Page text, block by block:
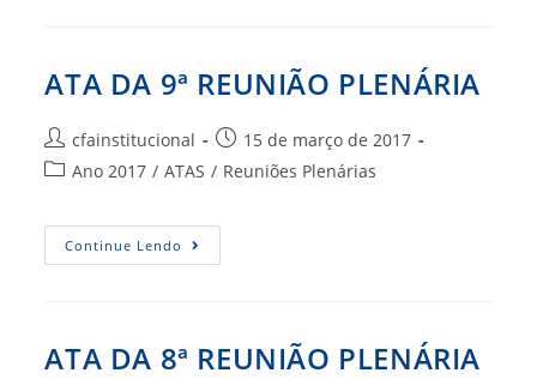
ATA DA 9ª REUNIÃO PLENÁRIA
Autor
do
cfainstitucional
Post
publicado:
15 de março de 2017
Categoria
post:
Ano 2017 / ATAS / Reuniões Plenárias
Continue Lendo ATA
DA
ATA DA 8ª REUNIÃO PLENÁRIA